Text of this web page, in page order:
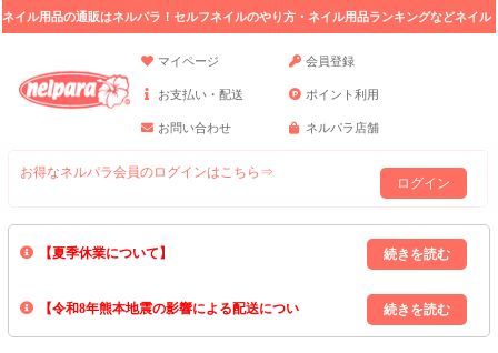
ネイル用品の通販はネルパラ！セルフネイルのやり方・ネイル用品ランキングなどネイル
マイページ
会員登録
お支払い・配送 ポイント利用
お問い合わせ ネルパラ店舗
お得なネルパラ会員のログインはこちら⇒
ログイン
【夏季休業について】
8/13(木)～8/16(日)の間｢出荷業務・お問い合わせ業務｣はお休みいたしま
上記期間中のご注文・お問い合わせは8/17(月)以降の対応となりますので
【令和8年熊本地震の影響による配送につい